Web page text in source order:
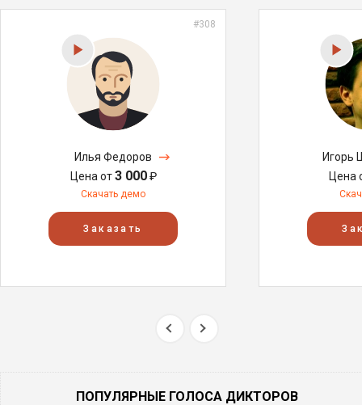
#308
Илья Федоров
Цена от3 000₽
Скачать демо
Заказать
Игорь
Цена
ПОПУЛЯРНЫЕ ГОЛОСА ДИКТОРОВ